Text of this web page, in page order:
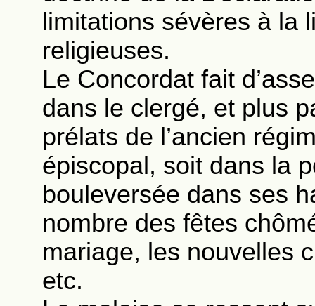
limitations sévères à la
religieuses.
Le Concordat fait
dans le clergé, et plus
prélats de l’ancien
épiscopal, soit dans la
bouleversée dans ses
nombre des fêtes
mariage, les nouvelles
etc.